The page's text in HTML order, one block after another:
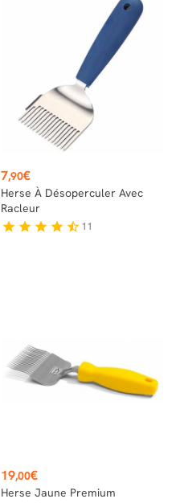
Prix
7,90€
Herse À Désoperculer Avec
Racleur
star star star star star_half 11
Prix
19,00€
Herse Jaune Premium